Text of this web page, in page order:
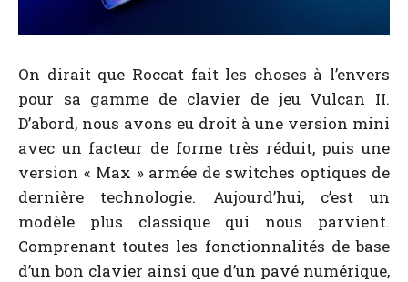
On dirait que Roccat fait les choses à l’envers
pour sa gamme de clavier de jeu Vulcan II.
D’abord, nous avons eu droit à une version mini
avec un facteur de forme très réduit, puis une
version « Max » armée de switches optiques de
dernière technologie. Aujourd’hui, c’est un
modèle plus classique qui nous parvient.
Comprenant toutes les fonctionnalités de base
d’un bon clavier ainsi que d’un pavé numérique,